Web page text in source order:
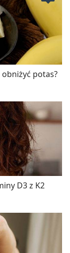
potas?
D3 z K2